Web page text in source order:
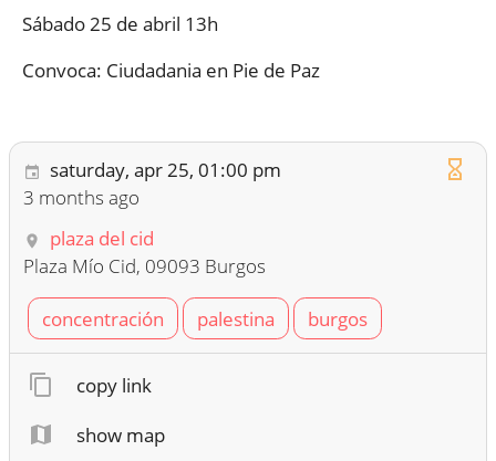
Sábado 25 de abril 13h
Convoca: Ciudadania en Pie de Paz
saturday, apr 25, 01:00 pm
3 months ago
plaza del cid
Plaza Mío Cid, 09093 Burgos
concentración
palestina burgos
copy link
show map